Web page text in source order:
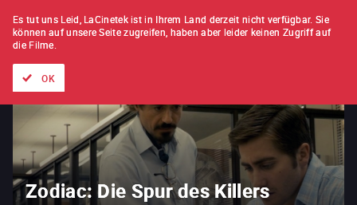
FILM FÜR FILM ABONNEMENT
Zodiac: Die Spur des Killers
Es tut uns Leid, LaCinetek ist in Ihrem Land derzeit nicht verfügbar. Sie
können auf unsere Seite zugreifen, haben aber leider keinen Zugriff auf
die Filme.
OK